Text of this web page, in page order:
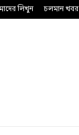
লিখুন চলমান খবর